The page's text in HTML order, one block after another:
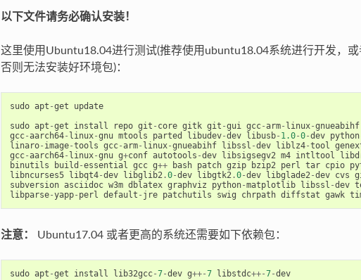
以下文件请务必确认安装！
这里使用Ubuntu18.04进行测试(推荐使用ubuntu18.04系统进行开发，或
否则无法安装好环境包)：
sudo apt -get
update
sudo apt -get install repo git - core gitk git -gui gcc-arm- linux-gnueabihf
gcc-aarch64- linux-gnu mtools parted libudev-dev libusb- 1.0-0-dev python
linaro- image-tools gcc-arm- linux-gnueabihf libssl -dev liblz4-tool
gcc-aarch64- linux-gnu g+conf autotools -dev libsigsegv2 m4 intltool
binutils
build -essential gcc g++ bash patch gzip bzip2 perl tar cpio
libncurses5
libqt4-dev libglib2.0-dev libgtk2.0-dev libglade2-dev cvs
subversion asciidoc w3m dblatex graphviz python-matplotlib libssl -dev
libparse-yapp- perl default - jre patchutils swig chrpath diffstat gawk
注意： Ubuntu17.04 或者更高的系统还需要如下依赖包：
sudo apt -get install lib32gcc-7-dev g++-7 libstdc++-7-dev